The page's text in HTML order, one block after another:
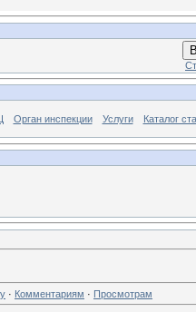
Орган инспекции Услуги Каталог
· Комментариям · Просмотрам